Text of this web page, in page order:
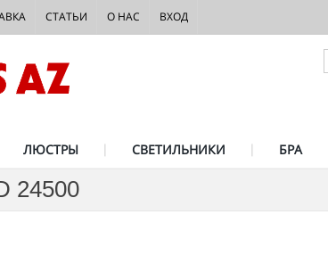
СТАТЬИ О НАС ВХОД
ЛЮСТРЫ СВЕТИЛЬНИКИ БРА
24500